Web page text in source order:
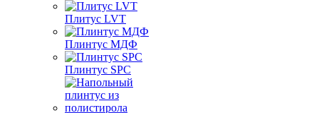
Плитус LVT
Плинтус МДФ
Плинтус SPC